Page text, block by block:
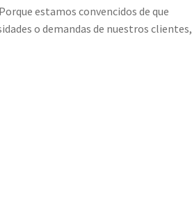
estamos convencidos de que
o demandas de nuestros clientes,